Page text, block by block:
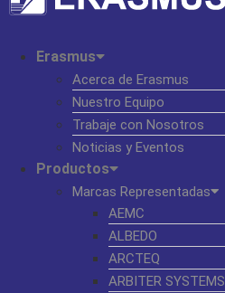
Erasmus
Acerca de Erasmus
Nuestro Equipo
Trabaje con Nosotros
Noticias y Eventos
Productos
Marcas Representadas
AEMC
ALBEDO
ARCTEQ
ARBITER SYSTEMS